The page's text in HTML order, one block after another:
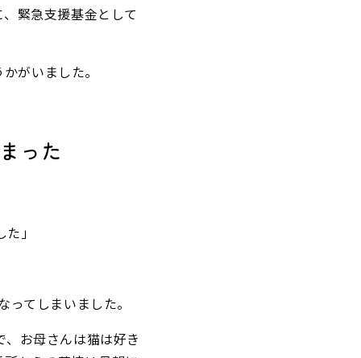
、緊急支援基金として
がいました。
った
」
てしまいました。
お母さんは猫は好き